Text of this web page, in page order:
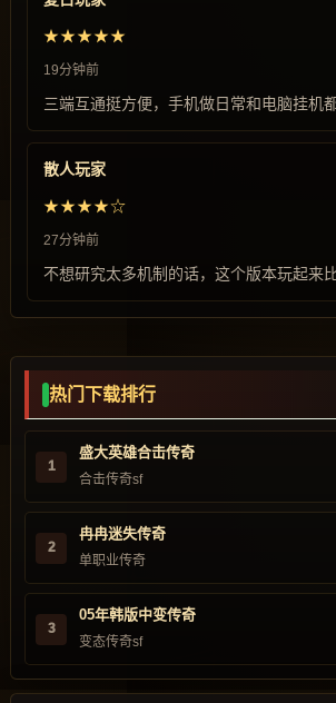
★★★★★
19分钟前
三端互通挺方便，手机做日常和电脑挂机
散人玩家
★★★★☆
27分钟前
不想研究太多机制的话，这个版本玩起来
热门下载排行
1
盛大英雄合击传奇
合击传奇sf
2
冉冉迷失传奇
单职业传奇
3
05年韩版中变传奇
变态传奇sf